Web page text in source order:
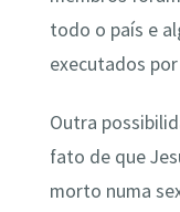
todo o país e
executados
Outra
fato de que
morto numa